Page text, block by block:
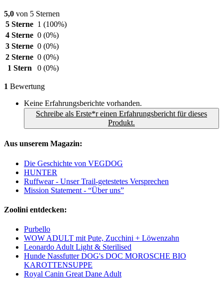
5,0 von 5 Sternen
5 Sterne 1 (100%)
4 Sterne 0 (0%)
3 Sterne 0 (0%)
2 Sterne 0 (0%)
1 Stern
0 (0%)
1 Bewertung
Keine Erfahrungsberichte vorhanden.
Schreibe als Erste*r einen Erfahrungsbericht für dieses
Produkt.
Aus unserem Magazin:
Die Geschichte von VEGDOG
HUNTER
Ruffwear - Unser Trail-getestetes Versprechen
Mission Statement - “Über uns”
Zoolini entdecken:
Purbello
WOW ADULT mit Pute, Zucchini + Löwenzahn
Leonardo Adult Light & Sterilised
Hunde Nassfutter DOG's DOC MOROSCHE BIO
KAROTTENSUPPE
Royal Canin Great Dane Adult